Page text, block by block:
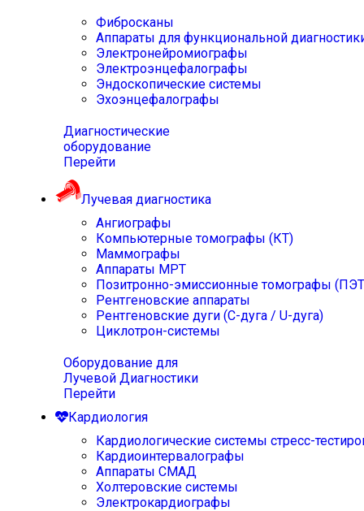
Фибросканы
Аппараты для функциональной
Электронейромиографы
Электроэнцефалографы
Эндоскопические системы
Эхоэнцефалографы
Диагностические
оборудование
Перейти
Лучевая диагностика
Ангиографы
Компьютерные томографы (КТ)
Маммографы
Аппараты МРТ
Позитронно-эмиссионные томографы
Рентгеновские аппараты
Рентгеновские дуги (С-дуга / U-дуга)
Циклотрон-системы
Оборудование для
Лучевой Диагностики
Перейти
Кардиология
Кардиологические системы стресс-
Кардиоинтервалографы
Аппараты СМАД
Холтеровские системы
Электрокардиографы